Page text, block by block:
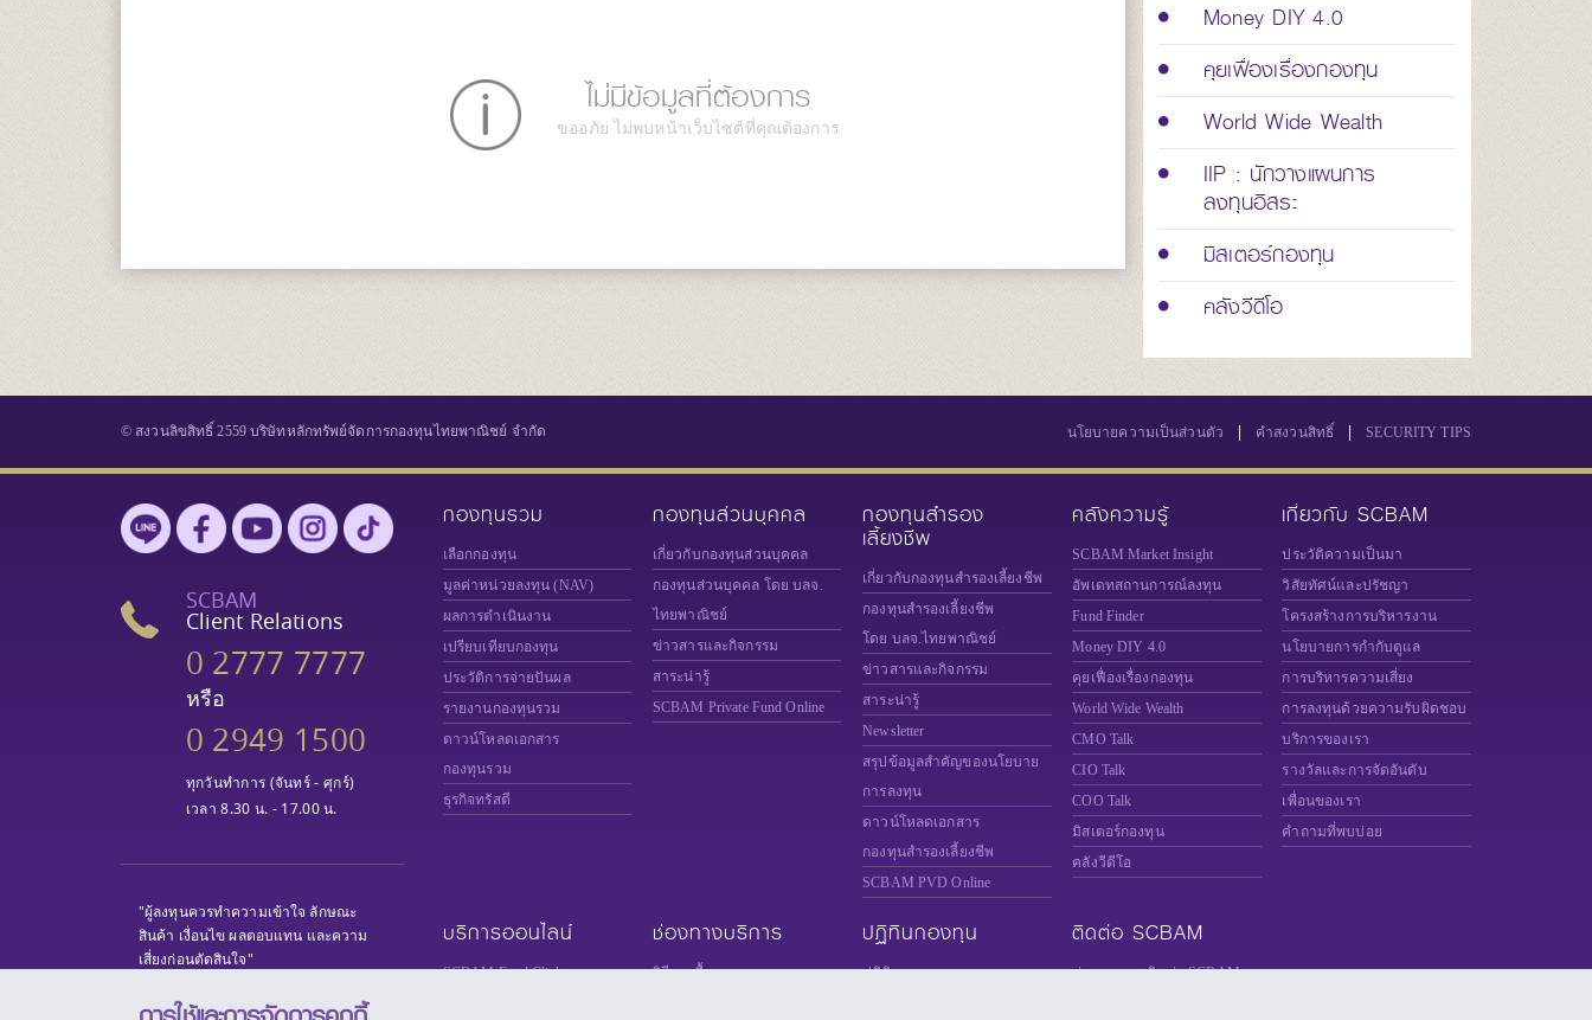
ไม่มีข้อมูลที่ต้องการ
ขออภัย ไม่พบหน้าเว็บไซต์ที่คุณต้องการ
Money DIY 4.0
คุยเฟื่องเรื่องกองทุน
World Wide Wealth
IIP : นักวางแผนการ
ลงทุนอิสระ
มิสเตอร์กองทุน
คลังวีดีโอ
© สงวนลิขสิทธิ์ 2559 บริษัทหลักทรัพย์จัดการกองทุนไทยพาณิชย์ จำกัด นโยบายความเป็นส่วนตัว | คำสงวนสิทธิ์ | SECURITY TIPS
SCBAM
Client Relations
0 2777 7777
หรือ
0 2949 1500
ทุกวันทำการ (จันทร์ - ศุกร์)
เวลา 8.30 น. - 17.00 น.
"ผู้ลงทุนควรทำความเข้าใจ ลักษณะ
สินค้า เงื่อนไข ผลตอบแทน และความ
เสี่ยงก่อนตัดสินใจ"
กองทุนรวม
เลือกกองทุน
มูลค่าหน่วยลงทุน (NAV)
ผลการดำเนินงาน
เปรียบเทียบกองทุน
ประวัติการจ่ายปันผล
รายงานกองทุนรวม
ดาวน์โหลดเอกสาร
กองทุนรวม
ธุรกิจทรัสตี
กองทุนส่วนบุคคล
เกี่ยวกับกองทุนส่วนบุคคล
กองทุนส่วนบุคคล โดย บลจ.
ไทยพาณิชย์
ข่าวสารและกิจกรรม
สาระน่ารู้
SCBAM Private Fund Online
กองทุนสำรอง
เลี้ยงชีพ
เกี่ยวกับกองทุนสำรองเลี้ยงชีพ
กองทุนสำรองเลี้ยงชีพ
โดย บลจ.ไทยพาณิชย์
ข่าวสารและกิจกรรม
สาระน่ารู้
Newsletter
สรุปข้อมูลสำคัญของนโยบาย
การลงทุน
ดาวน์โหลดเอกสาร
กองทุนสำรองเลี้ยงชีพ
SCBAM PVD Online
คลังความรู้
SCBAM Market Insight
อัพเดทสถานการณ์ลงทุน
Fund Finder
Money DIY 4.0
คุยเฟื่องเรื่องกองทุน
World Wide Wealth
CMO Talk
CIO Talk
COO Talk
มิสเตอร์กองทุน
คลังวีดีโอ
เกี่ยวกับ SCBAM
ประวัติความเป็นมา
วิสัยทัศน์และปรัชญา
โครงสร้างการบริหารงาน
นโยบายการกำกับดูแล
การบริหารความเสี่ยง
การลงทุนด้วยความรับผิดชอบ
บริการของเรา
รางวัลและการจัดอันดับ
เพื่อนของเรา
คำถามที่พบบ่อย
บริการออนไลน์
SCBAM Fund Click
ช่องทางบริการ
วิธีการซื้อขายกองทุน
ปฏิทินกองทุน
ปฏิทินการลงทุน
ติดต่อ SCBAM
ช่องทางการติดต่อ SCBAM